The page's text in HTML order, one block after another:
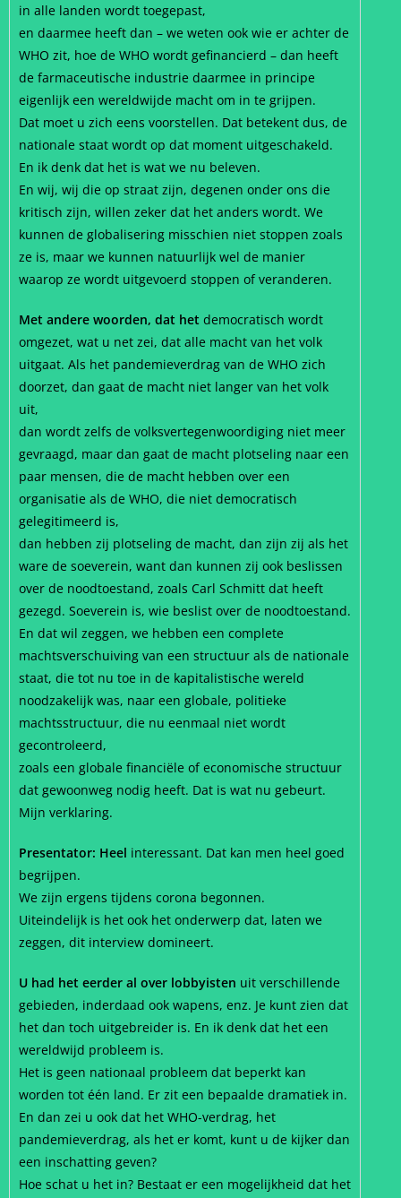
in alle landen wordt toegepast,
en daarmee heeft dan – we weten ook wie er achter de
WHO zit, hoe de WHO wordt gefinancierd – dan heeft
de farmaceutische industrie daarmee in principe
eigenlijk een wereldwijde macht om in te grijpen.
Dat moet u zich eens voorstellen. Dat betekent dus, de
nationale staat wordt op dat moment uitgeschakeld.
En ik denk dat het is wat we nu beleven.
En wij, wij die op straat zijn, degenen onder ons die
kritisch zijn, willen zeker dat het anders wordt. We
kunnen de globalisering misschien niet stoppen zoals
ze is, maar we kunnen natuurlijk wel de manier
waarop ze wordt uitgevoerd stoppen of veranderen.
Met andere woorden, dat het democratisch wordt
omgezet, wat u net zei, dat alle macht van het volk
uitgaat. Als het pandemieverdrag van de WHO zich
doorzet, dan gaat de macht niet langer van het volk
uit,
dan wordt zelfs de volksvertegenwoordiging niet meer
gevraagd, maar dan gaat de macht plotseling naar een
paar mensen, die de macht hebben over een
organisatie als de WHO, die niet democratisch
gelegitimeerd is,
dan hebben zij plotseling de macht, dan zijn zij als het
ware de soeverein, want dan kunnen zij ook beslissen
over de noodtoestand, zoals Carl Schmitt dat heeft
gezegd. Soeverein is, wie beslist over de noodtoestand.
En dat wil zeggen, we hebben een complete
machtsverschuiving van een structuur als de nationale
staat, die tot nu toe in de kapitalistische wereld
noodzakelijk was, naar een globale, politieke
machtsstructuur, die nu eenmaal niet wordt
gecontroleerd,
zoals een globale financiële of economische structuur
dat gewoonweg nodig heeft. Dat is wat nu gebeurt.
Mijn verklaring.
Presentator: Heel interessant. Dat kan men heel goed
begrijpen.
We zijn ergens tijdens corona begonnen.
Uiteindelijk is het ook het onderwerp dat, laten we
zeggen, dit interview domineert.
U had het eerder al over lobbyisten uit verschillende
gebieden, inderdaad ook wapens, enz. Je kunt zien dat
het dan toch uitgebreider is. En ik denk dat het een
wereldwijd probleem is.
Het is geen nationaal probleem dat beperkt kan
worden tot één land. Er zit een bepaalde dramatiek in.
En dan zei u ook dat het WHO-verdrag, het
pandemieverdrag, als het er komt, kunt u de kijker dan
een inschatting geven?
Hoe schat u het in? Bestaat er een mogelijkheid dat het